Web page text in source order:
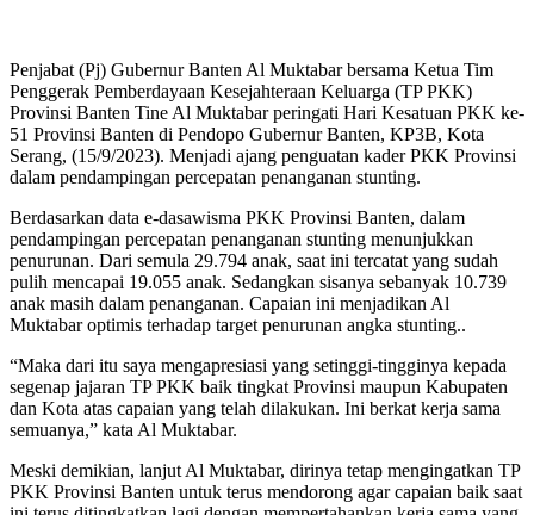
Penjabat (Pj) Gubernur Banten Al Muktabar bersama Ketua Tim
Penggerak Pemberdayaan Kesejahteraan Keluarga (TP PKK)
Provinsi Banten Tine Al Muktabar peringati Hari Kesatuan PKK ke-
51 Provinsi Banten di Pendopo Gubernur Banten, KP3B, Kota
Serang, (15/9/2023). Menjadi ajang penguatan kader PKK Provinsi
dalam pendampingan percepatan penanganan stunting.
Berdasarkan data e-dasawisma PKK Provinsi Banten, dalam
pendampingan percepatan penanganan stunting menunjukkan
penurunan. Dari semula 29.794 anak, saat ini tercatat yang sudah
pulih mencapai 19.055 anak. Sedangkan sisanya sebanyak 10.739
anak masih dalam penanganan. Capaian ini menjadikan Al
Muktabar optimis terhadap target penurunan angka stunting..
“Maka dari itu saya mengapresiasi yang setinggi-tingginya kepada
segenap jajaran TP PKK baik tingkat Provinsi maupun Kabupaten
dan Kota atas capaian yang telah dilakukan. Ini berkat kerja sama
semuanya,” kata Al Muktabar.
Meski demikian, lanjut Al Muktabar, dirinya tetap mengingatkan TP
PKK Provinsi Banten untuk terus mendorong agar capaian baik saat